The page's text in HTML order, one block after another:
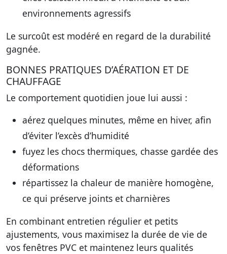
environnements agressifs
Le surcoût est modéré en regard de la durabilité
gagnée.
BONNES PRATIQUES D’AÉRATION ET DE
CHAUFFAGE
Le comportement quotidien joue lui aussi :
aérez quelques minutes, même en hiver, afin
d’éviter l’excès d’humidité
fuyez les chocs thermiques, chasse gardée des
déformations
répartissez la chaleur de manière homogène,
ce qui préserve joints et charnières
En combinant entretien régulier et petits
ajustements, vous maximisez la durée de vie de
vos fenêtres PVC et maintenez leurs qualités